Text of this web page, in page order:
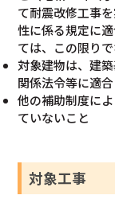
て耐震改修工事
性に係る規定に
ては、この限りで
対象建物は、建
関係法令等に適
他の補助制度に
ていないこと
対象工事